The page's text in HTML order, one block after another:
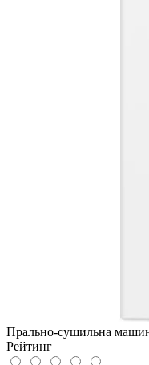
Прально-сушильна
Рейтинг